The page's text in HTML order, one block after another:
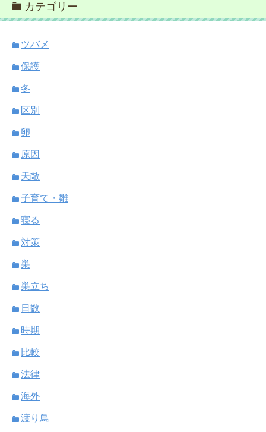
カテゴリー
ツバメ
保護
冬
区別
卵
原因
天敵
子育て・雛
寝る
対策
巣
巣立ち
日数
時期
比較
法律
海外
渡り鳥